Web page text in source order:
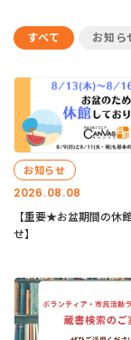
すべて お知ら
2026.08.08
お知らせ
【重要★お盆期間の休
せ】